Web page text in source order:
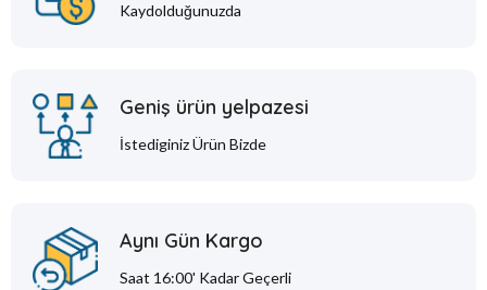
Kaydolduğunuzda
Geniş ürün yelpazesi
İstediginiz Ürün Bizde
Aynı Gün Kargo
Saat 16:00' Kadar Geçerli